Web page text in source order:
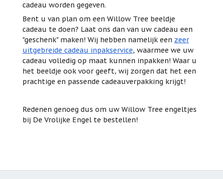
cadeau worden gegeven.
Bent u van plan om een Willow Tree beeldje
cadeau te doen? Laat ons dan van uw cadeau een
"geschenk" maken! Wij hebben namelijk een zeer
uitgebreide cadeau inpakservice, waarmee we uw
cadeau volledig op maat kunnen inpakken! Waar u
het beeldje ook voor geeft, wij zorgen dat het een
prachtige en passende cadeauverpakking krijgt!
Redenen genoeg dus om uw Willow Tree engeltjes
bij De Vrolijke Engel te bestellen!